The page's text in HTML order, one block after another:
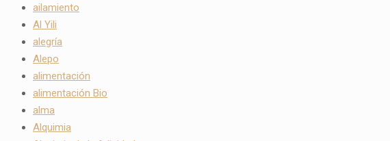
ailamiento
Al Yili
alegría
Alepo
alimentación
alimentación Bio
alma
Alquimia